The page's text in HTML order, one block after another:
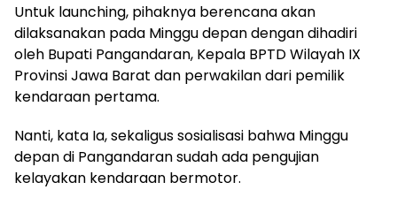
Untuk launching, pihaknya berencana akan
dilaksanakan pada Minggu depan dengan dihadiri
oleh Bupati Pangandaran, Kepala BPTD Wilayah IX
Provinsi Jawa Barat dan perwakilan dari pemilik
kendaraan pertama.
Nanti, kata Ia, sekaligus sosialisasi bahwa Minggu
depan di Pangandaran sudah ada pengujian
kelayakan kendaraan bermotor.